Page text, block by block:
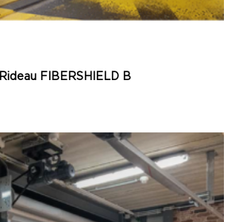
Rideau FIBERSHIELD B